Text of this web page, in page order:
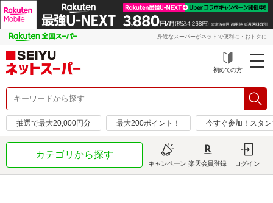
身近なスーパーがネットで便利に・おトクに
初めての方
抽選で最大20,000円分 最大200ポイント！ 今すぐ参加！スタ
カテゴリから探す
キャンペーン 楽天会員登録 ログイン